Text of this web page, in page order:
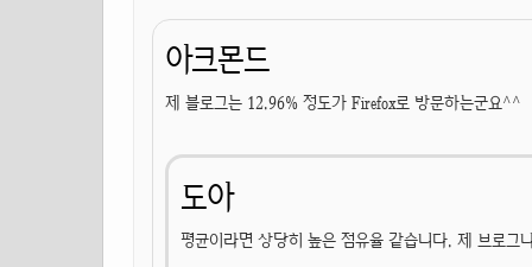
아크몬드
제 블로그는 12.96% 정도가 Firefox로 방문하는군요^^
도아
평균이라면 상당히 높은 점유율 같습니다. 제 브로그